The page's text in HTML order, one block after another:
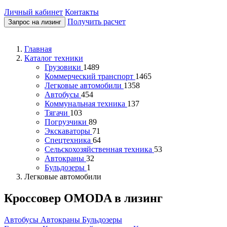
Личный кабинет Контакты
Запрос на лизинг Получить расчет
Главная
Каталог техники
Грузовики 1489
Коммерческий транспорт 1465
Легковые автомобили 1358
Автобусы 454
Коммунальная техника 137
Тягачи 103
Погрузчики 89
Экскаваторы 71
Спецтехника 64
Сельскохозяйственная техника 53
Автокраны 32
Бульдозеры 1
Легковые автомобили
Кроссовер OMODA в лизинг
Автобусы Автокраны Бульдозеры